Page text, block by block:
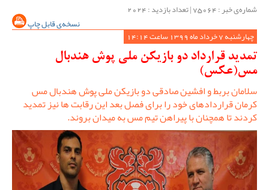
شماره‌ی خبر : ‌75064 | تعداد بازدید : 2024
نسخه‌ی قابل چاپ
چهارشنبه 7 خرداد ماه 1399 ساعت 14:14
تمدید قرارداد دو بازیکن ملی پوش هندبال
مس(عکس)
سلامان بربط و افشین صادقی دو بازیکن ملی پوش هندبال مس
کرمان قراردادهای خود را برای فصل بعد این رقابت ها نیز تمدید
کردند تا همچنان با پیراهن تیم مس به میدان بروند.